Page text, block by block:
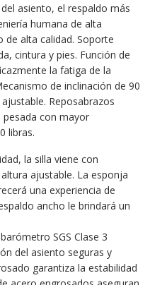
asiento, el respaldo más
humana de alta
de alta calidad. Soporte
cintura y pies. Función de
la fatiga de la
de inclinación de 90
Reposabrazos
con mayor
libras.
la silla viene con
ajustable. La esponja
una experiencia de
ancho le brindará un
SGS Clase 3
del asiento seguras y
garantiza la estabilidad